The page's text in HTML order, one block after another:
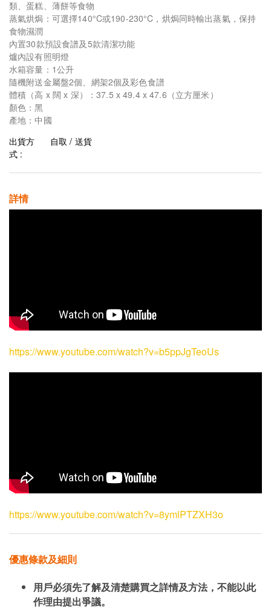
類、蛋糕、薄餅等食物
蒸氣烘焗：可選擇140°C或190-230°C，烘焗同時輸出蒸氣，保持
食物濕潤
內置30款預設食譜及5款清潔功能
爐內設有照明燈
水箱容量：1公升
隨機附送金屬盤2個、網架2個及彩色食譜
體積（高 x 闊 x 深）：37.5 x 49.4 x 47.6（立方厘米）
顏色：黑
產地：中國
出貨方
式 :
自取 / 送貨
詳情
https://www.youtube.com/watch?v=b5ppJgTeoUs
https://www.youtube.com/watch?v=8ymlPTZXH3o
優惠條款及細則
用戶必須先了解及清楚購買之詳情及方法，不能以此
作理由提出爭議。